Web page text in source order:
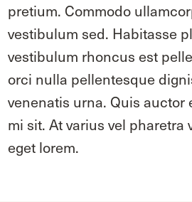
pretium. Commodo
vestibulum sed. Habitasse
vestibulum rhoncus est
orci nulla pellentesque
venenatis urna. Quis auctor
mi sit. At varius vel pharetra
eget lorem.